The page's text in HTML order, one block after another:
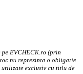
EVCHECK.ro (prin
nu reprezinta o obligatie
exclusiv cu titlu de